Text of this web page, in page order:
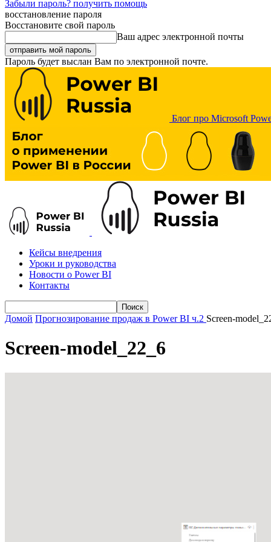
Забыли пароль? получить помощь
восстановление пароля
Восстановите свой пароль
Ваш адрес электронной почты
Пароль будет выслан Вам по электронной почте.
Блог про Microsoft
Кейсы внедрения
Уроки и руководства
Новости о Power BI
Контакты
Домой Прогнозирование продаж в Power BI ч.2 Screen-
Screen-model_22_6